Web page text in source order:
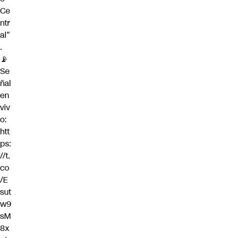
Ce
ntr
al"
.
📡
Se
ñal
en
viv
o:
htt
ps:
//t.
co
/E
sut
w9
sM
8x